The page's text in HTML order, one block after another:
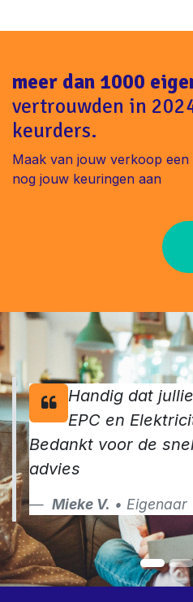
meer dan 1000
vertrouwden in
keurders.
Maak van jouw verkoop
nog jouw keuringen aan
Handig dat
EPC en
Bedankt voor de
advies
Mieke V. • Eigenaar